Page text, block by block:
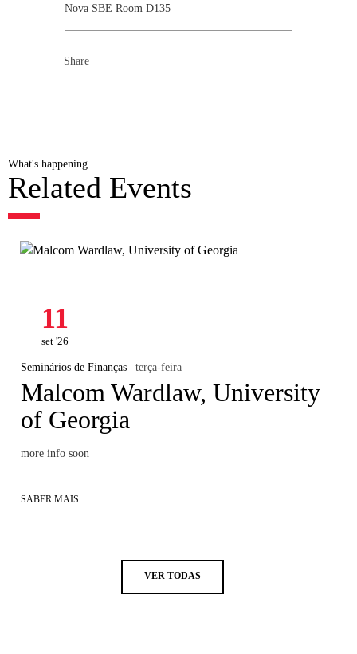
Nova SBE Room D135
Share
What's happening
Related Events
11
set '26
Seminários de Finanças | terça-feira
Malcom Wardlaw, University
of Georgia
more info soon
SABER MAIS
VER TODAS